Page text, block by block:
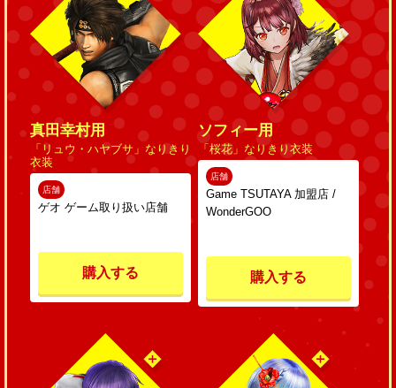
真田幸村用
「リュウ・ハヤブサ」なりきり
衣装
店舗
ゲオ ゲーム取り扱い店舗
購入する
ソフィー用
「桜花」なりきり衣装
店舗
Game TSUTAYA 加盟店 /
WonderGOO
購入する